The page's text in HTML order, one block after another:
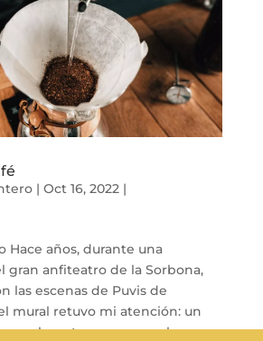
| Oct 16, 2022|
Hace años, durante una
gran anfiteatro de la Sorbona,
las escenas de Puvis de
mural retuvo mi atención: un
en el punto que corona la